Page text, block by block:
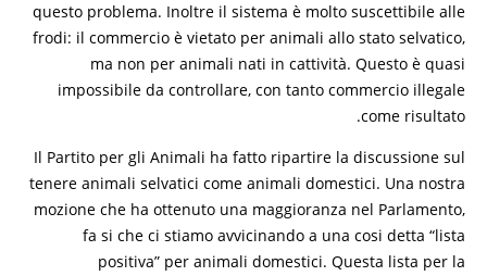
questo problema. Inoltre il sistema è molto suscettibile alle
frodi: il commercio è vietato per animali allo stato selvatico,
ma non per animali nati in cattività. Questo è quasi
impossibile da controllare, con tanto commercio illegale
come risultato.
Il Partito per gli Animali ha fatto ripartire la discussione sul
tenere animali selvatici come animali domestici. Una nostra
mozione che ha ottenuto una maggioranza nel Parlamento,
fa si che ci stiamo avvicinando a una cosi detta “lista
positiva” per animali domestici. Questa lista per la